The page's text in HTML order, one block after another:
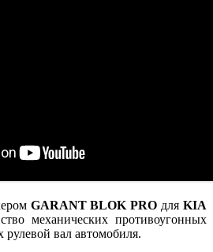
GARANT BLOK PRO для KIA
механических противоугонных
вал автомобиля.